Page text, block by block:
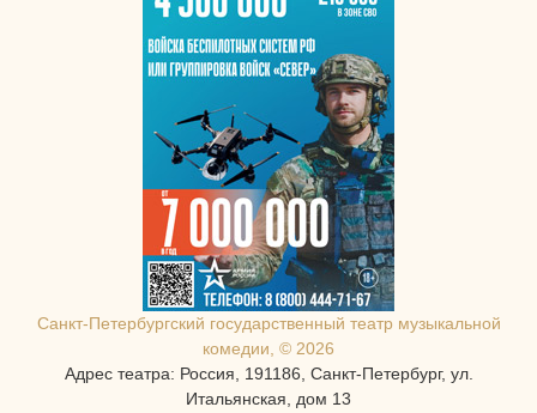
Санкт-Петербургcкий государственный театр музыкальной
комедии, © 2026
Адрес театра: Россия, 191186, Санкт-Петербург, ул.
Итальянская, дом 13